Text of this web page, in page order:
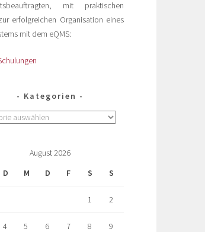
mit praktischen
erfolgreichen Organisation eines
mit dem eQMS:
Kategorien
August 2026
D M D F S S
1 2
4 5 6 7 8 9